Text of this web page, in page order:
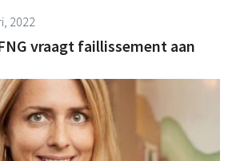
2022
vraagt faillissement aan